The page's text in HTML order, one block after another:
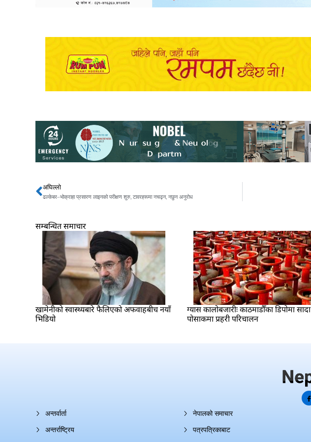
Prev
अघिल्लो
ढल्केबर–भोक्राहा प्रसारण लाइनको परीक्षण शुरु, टावरहरूमा नचढ्न, नछुन अनुरोध
सम्बन्धित समाचार
खामेनीको स्वास्थ्यबारे फैलिएको अफवाहबीच नयाँ
भिडियो
ग्यास कालोबजारीः काठमाडौँका डिपोमा सादा
पोसाकमा प्रहरी परिचालन
अन्तर्वार्ता
अन्तर्राष्ट्रिय
नेपालको समाचार
पत्रपत्रिकाबाट